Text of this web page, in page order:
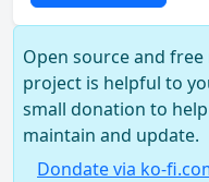
Open source and
project is helpful to
small donation to
maintain and update.
Dondate via ko-